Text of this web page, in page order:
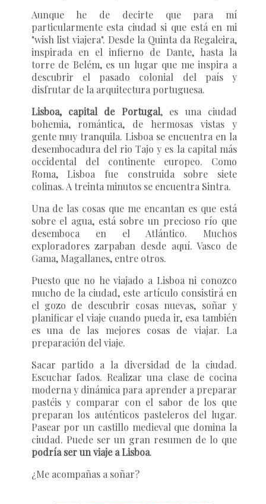
Aunque he de decirte que para mí
particularmente esta ciudad si que está en mi
"wish list viajera". Desde la Quinta da Regaleira,
inspirada en el infierno de Dante, hasta la
torre de Belém, es un lugar que me inspira a
descubrir el pasado colonial del país y
disfrutar de la arquitectura portuguesa.
Lisboa, capital de Portugal, es una ciudad
bohemia, romántica, de hermosas vistas y
gente muy tranquila. Lisboa se encuentra en la
desembocadura del rio Tajo y es la capital más
occidental del continente europeo. Como
Roma, Lisboa fue construida sobre siete
colinas. A treinta minutos se encuentra Sintra.
Una de las cosas que me encantan es que está
sobre el agua, está sobre un precioso río que
desemboca en el Atlántico. Muchos
exploradores zarpaban desde aquí. Vasco de
Gama, Magallanes, entre otros.
Puesto que no he viajado a Lisboa ni conozco
mucho de la ciudad, este artículo consistirá en
el gozo de descubrir cosas nuevas, soñar y
planificar el viaje cuando pueda ir, esa también
es una de las mejores cosas de viajar. La
preparación del viaje.
Sacar partido a la diversidad de la ciudad.
Escuchar fados. Realizar una clase de cocina
moderna y dinámica para aprender a preparar
pastéis y comparar con el sabor de los que
preparan los auténticos pasteleros del lugar.
Pasear por un castillo medieval que domina la
ciudad. Puede ser un gran resumen de lo que
podría ser un viaje a Lisboa.
¿Me acompañas a soñar?